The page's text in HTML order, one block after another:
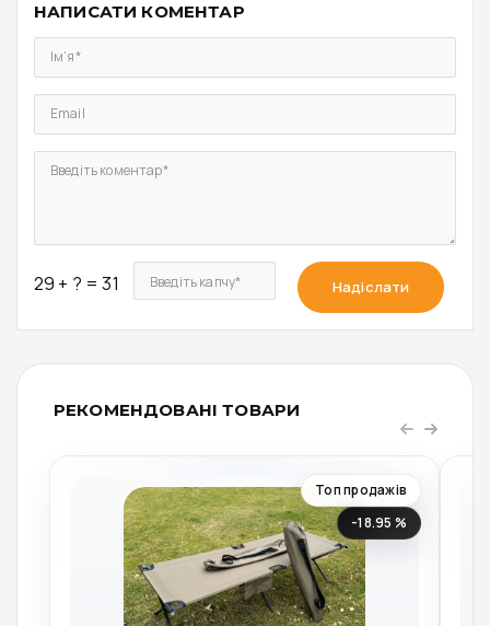
НАПИСАТИ КОМЕНТАР
Ім’я*
Email
Введіть коментар*
29 + ? = 31 Введіть капчу* Надіслати
РЕКОМЕНДОВАНІ ТОВАРИ
Топ продажів
-18.95 %